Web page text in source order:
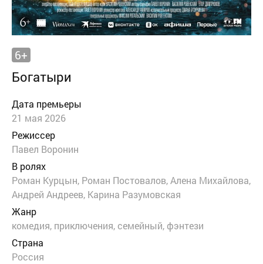
6+
Богатыри
Дата премьеры
21 мая 2026
Режиссер
Павел Воронин
В ролях
Роман Курцын, Роман Постовалов, Алена Михайлова,
Андрей Андреев, Карина Разумовская
Жанр
комедия, приключения, семейный, фэнтези
Страна
Россия